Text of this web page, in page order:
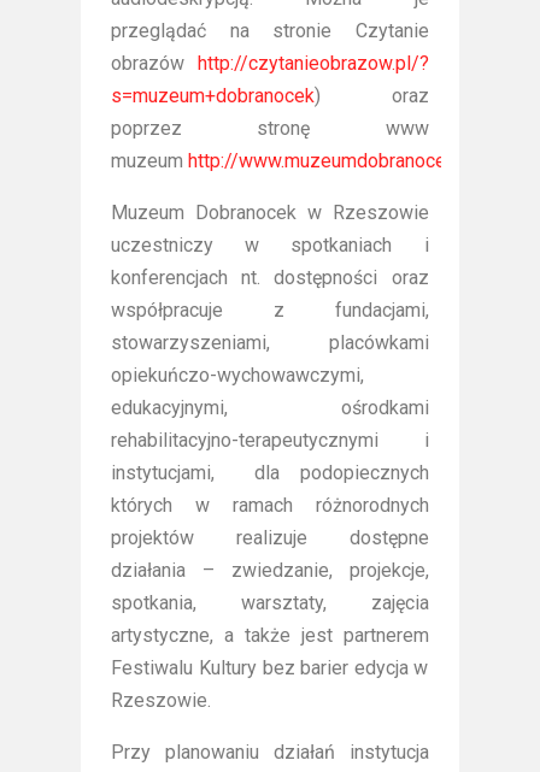
przeglądać na stronie Czytanie
obrazów
http://czytanieobrazow.pl/?
s=muzeum+dobranocek) oraz
poprzez stronę www
muzeum http://www.muzeumdobranocek.pl/
Muzeum Dobranocek w Rzeszowie
uczestniczy w spotkaniach i
konferencjach nt. dostępności oraz
współpracuje z fundacjami,
stowarzyszeniami, placówkami
opiekuńczo-wychowawczymi,
edukacyjnymi, ośrodkami
rehabilitacyjno-terapeutycznymi i
instytucjami, dla podopiecznych
których w ramach różnorodnych
projektów realizuje dostępne
działania – zwiedzanie, projekcje,
spotkania, warsztaty, zajęcia
artystyczne, a także jest partnerem
Festiwalu Kultury bez barier edycja w
Rzeszowie.
Przy planowaniu działań instytucja